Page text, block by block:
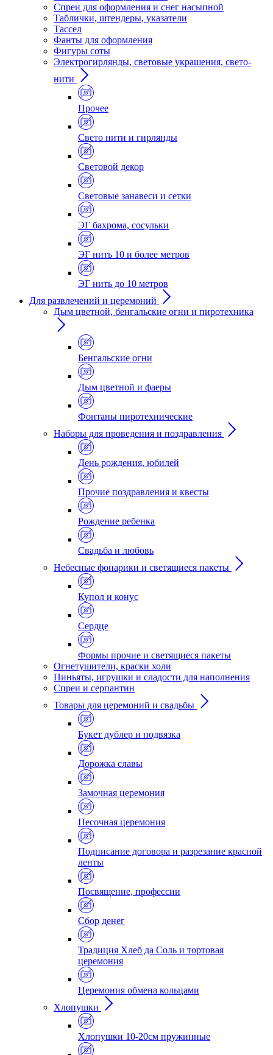
Спреи для оформления и снег насыпной
Таблички, штендеры, указатели
Тассел
Фанты для оформления
Фигуры соты
Электрогирлянды, световые украшения, свето-
нити
Прочее
Свето нити и гирлянды
Световой декор
Световые занавеси и сетки
ЭГ бахрома, сосульки
ЭГ нить 10 и более метров
ЭГ нить до 10 метров
Для развлечений и церемоний
Дым цветной, бенгальские огни и пиротехника
Бенгальские огни
Дым цветной и фаеры
Фонтаны пиротехнические
Наборы для проведения и поздравления
День рождения, юбилей
Прочие поздравления и квесты
Рождение ребенка
Свадьба и любовь
Небесные фонарики и светящиеся пакеты
Купол и конус
Сердце
Формы прочие и светящиеся пакеты
Огнетушители, краски холи
Пиньяты, игрушки и сладости для наполнения
Спреи и серпантин
Товары для церемоний и свадьбы
Букет дублер и подвязка
Дорожка славы
Замочная церемония
Песочная церемония
Подписание договора и разрезание красной
ленты
Посвящение, профессии
Сбор денег
Традиция Хлеб да Соль и тортовая
церемония
Церемония обмена кольцами
Хлопушки
Хлопушки 10-20см пружинные